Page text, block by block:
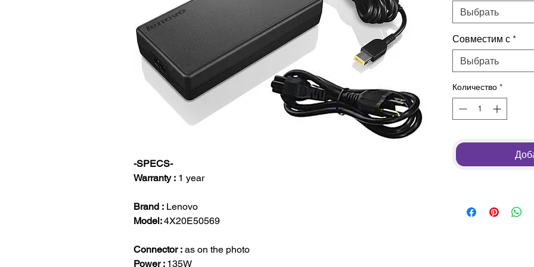
-SPECS-
Warranty : 1 year
Brand : Lenovo
Model:4X20E50569
Connector : as on the photo
Power : 135W
Выбрать
Совместим с *
Выбрать
Количество *